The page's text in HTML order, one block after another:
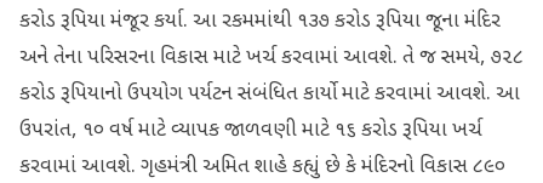
કરોડ રૂપિયા મંજૂર કર્યા. આ રકમમાંથી ૧૩૭ કરોડ રૂપિયા જૂના મંદિર
અને તેના પરિસરના વિકાસ માટે ખર્ચ કરવામાં આવશે. તે જ સમયે, ૭૨૮
કરોડ રૂપિયાનો ઉપયોગ પર્યટન સંબંધિત કાર્યો માટે કરવામાં આવશે. આ
ઉપરાંત, ૧૦ વર્ષ માટે વ્યાપક જાળવણી માટે ૧૬ કરોડ રૂપિયા ખર્ચ
કરવામાં આવશે. ગૃહમંત્રી અમિત શાહે કહ્યું છે કે મંદિરનો વિકાસ ૮૯૦